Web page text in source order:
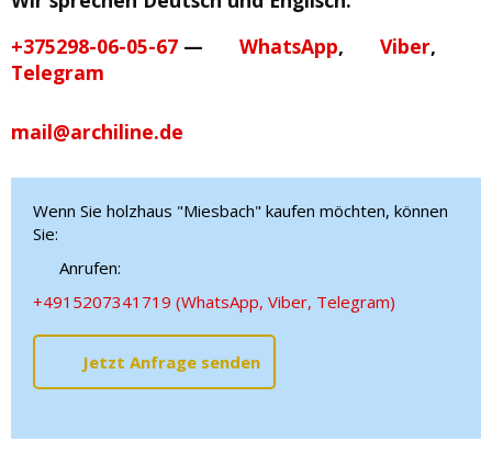
+375298-06-05-67 — WhatsApp, Viber,
Telegram
mail@archiline.de
Wenn Sie holzhaus "Miesbach" kaufen möchten, können
Sie:
Anrufen:
+4915207341719 (WhatsApp, Viber, Telegram)
Jetzt Anfrage senden